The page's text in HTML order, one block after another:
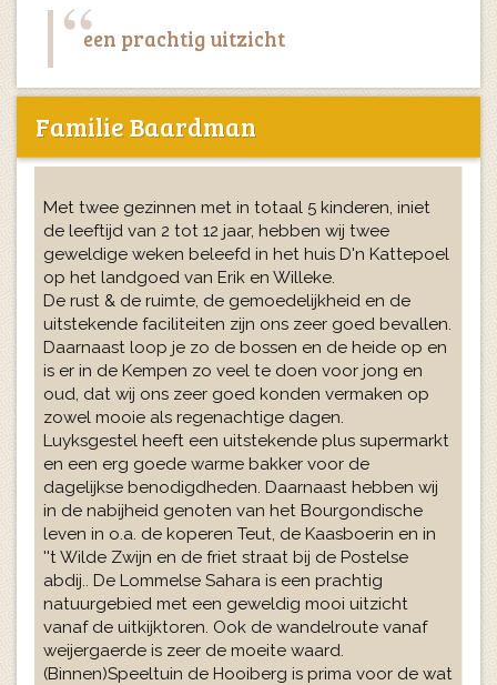
een prachtig uitzicht
Familie Baardman
Met twee gezinnen met in totaal 5 kinderen, iniet
de leeftijd van 2 tot 12 jaar, hebben wij twee
geweldige weken beleefd in het huis D'n Kattepoel
op het landgoed van Erik en Willeke.
De rust & de ruimte, de gemoedelijkheid en de
uitstekende faciliteiten zijn ons zeer goed bevallen.
Daarnaast loop je zo de bossen en de heide op en
is er in de Kempen zo veel te doen voor jong en
oud, dat wij ons zeer goed konden vermaken op
zowel mooie als regenachtige dagen.
Luyksgestel heeft een uitstekende plus supermarkt
en een erg goede warme bakker voor de
dagelijkse benodigdheden. Daarnaast hebben wij
in de nabijheid genoten van het Bourgondische
leven in o.a. de koperen Teut, de Kaasboerin en in
''t Wilde Zwijn en de friet straat bij de Postelse
abdij.. De Lommelse Sahara is een prachtig
natuurgebied met een geweldig mooi uitzicht
vanaf de uitkijktoren. Ook de wandelroute vanaf
weijergaerde is zeer de moeite waard.
(Binnen)Speeltuin de Hooiberg is prima voor de wat